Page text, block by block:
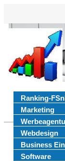
Ranking-
Marketing
Webdesign
Business
Software